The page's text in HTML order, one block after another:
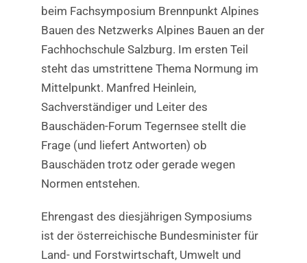
beim Fachsymposium Brennpunkt Alpines
Bauen des Netzwerks Alpines Bauen an der
Fachhochschule Salzburg. Im ersten Teil
steht das umstrittene Thema Normung im
Mittelpunkt. Manfred Heinlein,
Sachverständiger und Leiter des
Bauschäden-Forum Tegernsee stellt die
Frage (und liefert Antworten) ob
Bauschäden trotz oder gerade wegen
Normen entstehen.
Ehrengast des diesjährigen Symposiums
ist der österreichische Bundesminister für
Land- und Forstwirtschaft, Umwelt und